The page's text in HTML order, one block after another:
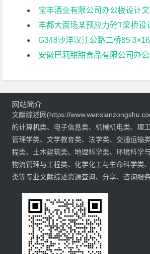
宝丰酒业有限公司办公楼设计
丰都大面场某预应力砼T梁桥设
G348沙洋汉江公路二桥85 3×160 85m连续梁
安徽巴莉甜甜食品有限公司办
网站简介
文献综述网(https://
的计算机类、电子信息类、机械机电类、理
管理学类、文学教育类、法学类、交通运输
程类、土木建筑类、地理科学类、环境科学
物流管理与工程类、化学化工与生命科学类
类等专业文献综述资源查询、分享、咨询服务